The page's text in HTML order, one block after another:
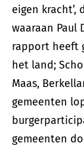
eigen kracht’,
waaraan Paul
rapport heeft
het land;
Maas,
gemeenten
gemeenten